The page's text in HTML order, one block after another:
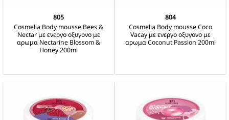
805
Cosmelia Body mousse Bees &
Nectar με ενεργο οξυγονο με
αρωμα Nectarine Blossom &
Honey 200ml
804
Cosmelia Body mousse Coco
Vacay με ενεργο οξυγονο με
αρωμα Coconut Passion 200ml